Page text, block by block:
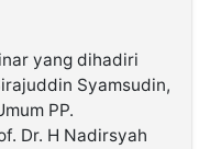
yang dihadiri
Syamsudin,
PP.
Dr. H Nadirsyah